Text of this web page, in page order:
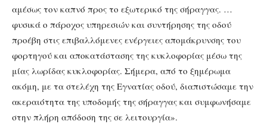
αμέσως τον καπνό προς το εξωτερικό της σήραγγας. …
φυσικά ο πάροχος υπηρεσιών και συντήρησης της οδού
προέβη στις επιβαλλόμενες ενέργειες απομάκρυνσης του
φορτηγού και αποκατάστασης της κυκλοφορίας μέσω της
μίας λωρίδας κυκλοφορίας. Σήμερα, από το ξημέρωμα
ακόμη, με τα στελέχη της Εγνατίας οδού, διαπιστώσαμε την
ακεραιότητα της υποδομής της σήραγγας και συμφωνήσαμε
στην πλήρη απόδοση της σε λειτουργία».